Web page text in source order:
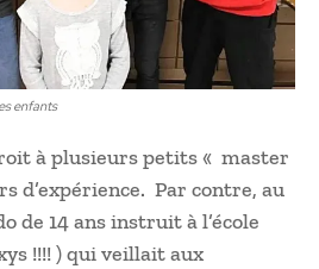
enfants
à plusieurs petits « master
d’expérience. Par contre, au
de 14 ans instruit à l’école
!!!! ) qui veillait aux